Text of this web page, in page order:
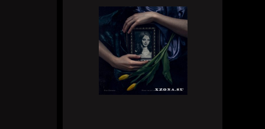
Wirtuozik
Вчера в 16:12:17
Цитата: Кукуня
Ты же сам знаешь, что я прав